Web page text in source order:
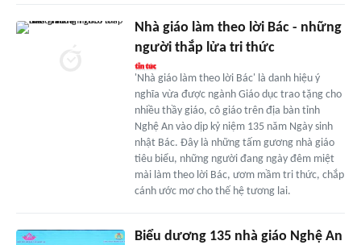
Nhà giáo làm theo lời Bác - những
người thắp lửa tri thức
'Nhà giáo làm theo lời Bác' là danh hiệu ý
nghĩa vừa được ngành Giáo dục trao tặng cho
nhiều thầy giáo, cô giáo trên địa bàn tỉnh
Nghệ An vào dịp kỷ niệm 135 năm Ngày sinh
nhật Bác. Đây là những tấm gương nhà giáo
tiêu biểu, những người đang ngày đêm miệt
mài làm theo lời Bác, ươm mầm tri thức, chắp
cánh ước mơ cho thế hệ tương lai.
Biểu dương 135 nhà giáo Nghệ An